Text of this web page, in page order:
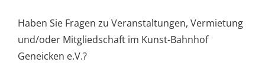
Haben Sie Fragen zu Veranstaltungen, Vermietung
und/oder Mitgliedschaft im Kunst-Bahnhof
Geneicken e.V.?